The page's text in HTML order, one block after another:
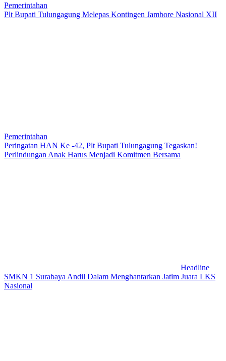
Pemerintahan
Plt Bupati Tulungagung Melepas Kontingen Jambore Nasional XII
Pemerintahan
Peringatan HAN Ke -42, Plt Bupati Tulungagung Tegaskan!
Perlindungan Anak Harus Menjadi Komitmen Bersama
Headline
SMKN 1 Surabaya Andil Dalam Menghantarkan Jatim Juara LKS
Nasional